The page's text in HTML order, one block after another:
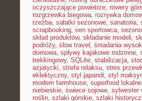
oczyszczające powietrze, rowery
rozgrzewka biegowa, rozrywka
rzeźba, sałatki sezonowe, sanatoria,
scrapbooking, sen sportowca,
skład produktów, składanie modeli,
podróży, slow travel , śniadania
domowa, spływy kajakowe rodzinne,
trekkingowy, SQLite, stabilizacja,
azjatycki, strefa relaksu, stres
eklektyczny, styl japandi, styl
modern farmhouse, superfood lokalne
niebieskie, świece sojowe, sylwester
roślin, szlaki górskie, szlaki